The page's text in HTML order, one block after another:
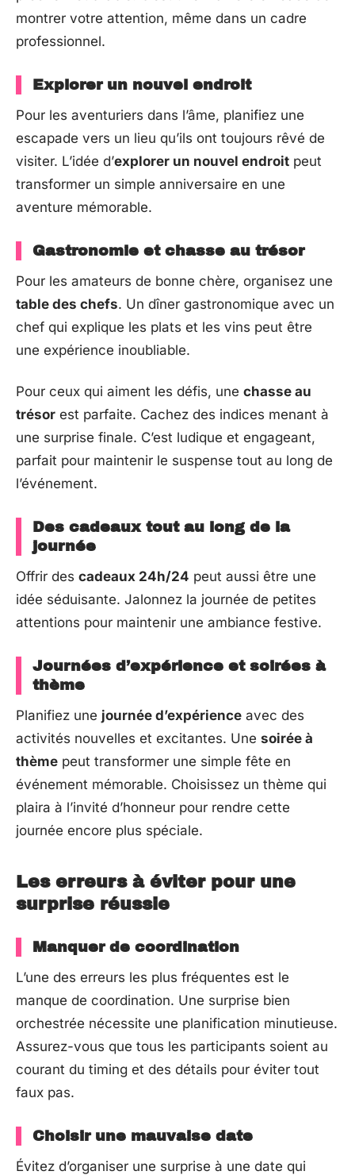
montrer votre attention, même dans un cadre
professionnel.
Explorer un nouvel endroit
Pour les aventuriers dans l’âme, planifiez une
escapade vers un lieu qu’ils ont toujours rêvé de
visiter. L’idée d’explorer un nouvel endroit peut
transformer un simple anniversaire en une
aventure mémorable.
Gastronomie et chasse au trésor
Pour les amateurs de bonne chère, organisez une
table des chefs. Un dîner gastronomique avec un
chef qui explique les plats et les vins peut être
une expérience inoubliable.
Pour ceux qui aiment les défis, une chasse au
trésor est parfaite. Cachez des indices menant à
une surprise finale. C’est ludique et engageant,
parfait pour maintenir le suspense tout au long de
l’événement.
Des cadeaux tout au long de la
journée
Offrir des cadeaux 24h/24 peut aussi être une
idée séduisante. Jalonnez la journée de petites
attentions pour maintenir une ambiance festive.
Journées d’expérience et soirées à
thème
Planifiez une journée d’expérience avec des
activités nouvelles et excitantes. Une soirée à
thème peut transformer une simple fête en
événement mémorable. Choisissez un thème qui
plaira à l’invité d’honneur pour rendre cette
journée encore plus spéciale.
Les erreurs à éviter pour une
surprise réussie
Manquer de coordination
L’une des erreurs les plus fréquentes est le
manque de coordination. Une surprise bien
orchestrée nécessite une planification minutieuse.
Assurez-vous que tous les participants soient au
courant du timing et des détails pour éviter tout
faux pas.
Choisir une mauvaise date
Évitez d’organiser une surprise à une date qui